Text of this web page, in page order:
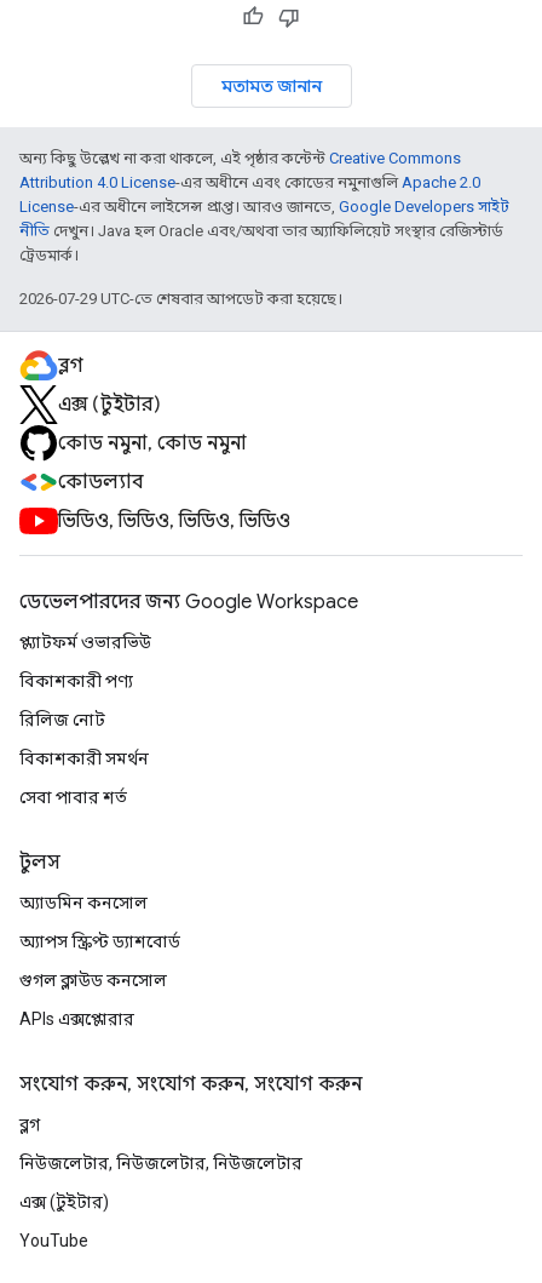
মতামত জানান
অন্য কিছু উল্লেখ না করা থাকলে, এই পৃষ্ঠার কন্টেন্ট Creative Commons
Attribution 4.0 License-এর অধীনে এবং কোডের নমুনাগুলিApache 2.0
License-এর অধীনে লাইসেন্স প্রাপ্ত। আরও জানতে, Google Developers সাইট
নীতি দেখুন। Java হল Oracle এবং/অথবা তার অ্যাফিলিয়েট সংস্থার রেজিস্টার্ড
ট্রেডমার্ক।
2026-07-29 UTC-তে শেষবার আপডেট করা হয়েছে।
ব্লগ
এক্স (টুইটার)
কোড নমুনা, কোড নমুনা
কোডল্যাব
ভিডিও, ভিডিও, ভিডিও, ভিডিও
ডেভেলপারদের জন্য Google Workspace
প্ল্যাটফর্ম ওভারভিউ
বিকাশকারী পণ্য
রিলিজ নোট
বিকাশকারী সমর্থন
সেবা পাবার শর্ত
টুলস
অ্যাডমিন কনসোল
অ্যাপস স্ক্রিপ্ট ড্যাশবোর্ড
গুগল ক্লাউড কনসোল
APIs এক্সপ্লোরার
সংযোগ করুন, সংযোগ করুন, সংযোগ করুন
ব্লগ
নিউজলেটার, নিউজলেটার, নিউজলেটার
এক্স (টুইটার)
YouTube